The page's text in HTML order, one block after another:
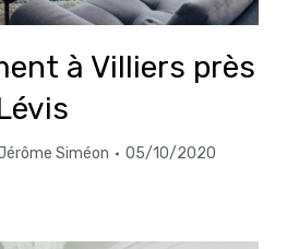
à Villiers près
Siméon 05/10/2020